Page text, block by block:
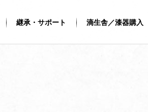
継承・サポート 滴生舎／漆器購入